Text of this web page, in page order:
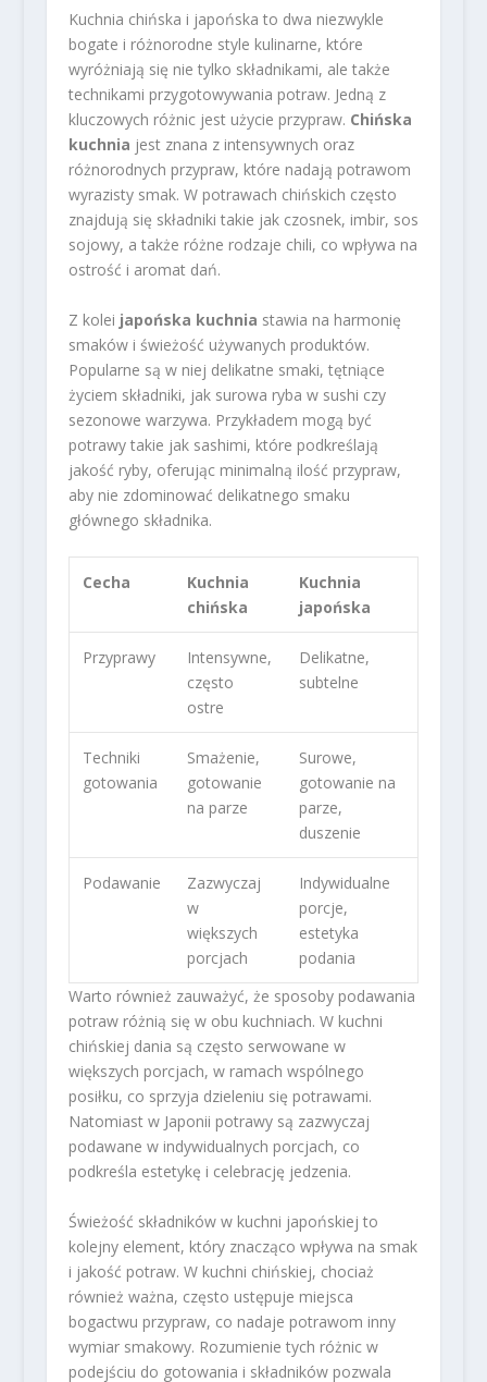
Kuchnia chińska i japońska to dwa niezwykle
bogate i różnorodne style kulinarne, które
wyróżniają się nie tylko składnikami, ale także
technikami przygotowywania potraw. Jedną z
kluczowych różnic jest użycie przypraw. Chińska
kuchnia jest znana z intensywnych oraz
różnorodnych przypraw, które nadają potrawom
wyrazisty smak. W potrawach chińskich często
znajdują się składniki takie jak czosnek, imbir, sos
sojowy, a także różne rodzaje chili, co wpływa na
ostrość i aromat dań.
Z kolei japońska kuchnia stawia na harmonię
smaków i świeżość używanych produktów.
Popularne są w niej delikatne smaki, tętniące
życiem składniki, jak surowa ryba w sushi czy
sezonowe warzywa. Przykładem mogą być
potrawy takie jak sashimi, które podkreślają
jakość ryby, oferując minimalną ilość przypraw,
aby nie zdominować delikatnego smaku
głównego składnika.
Cecha
Kuchnia
chińska
Kuchnia
japońska
Przyprawy
Intensywne,
często
ostre
Delikatne,
subtelne
Techniki
gotowania
Smażenie,
gotowanie
na parze
Surowe,
gotowanie na
parze,
duszenie
Podawanie
Zazwyczaj
w
większych
porcjach
Indywidualne
porcje,
estetyka
podania
Warto również zauważyć, że sposoby podawania
potraw różnią się w obu kuchniach. W kuchni
chińskiej dania są często serwowane w
większych porcjach, w ramach wspólnego
posiłku, co sprzyja dzieleniu się potrawami.
Natomiast w Japonii potrawy są zazwyczaj
podawane w indywidualnych porcjach, co
podkreśla estetykę i celebrację jedzenia.
Świeżość składników w kuchni japońskiej to
kolejny element, który znacząco wpływa na smak
i jakość potraw. W kuchni chińskiej, chociaż
również ważna, często ustępuje miejsca
bogactwu przypraw, co nadaje potrawom inny
wymiar smakowy. Rozumienie tych różnic w
podejściu do gotowania i składników pozwala